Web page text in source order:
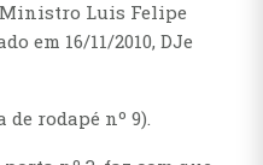
Ministro Luis Felipe
em 16/11/2010, DJe
de rodapé nº 9).